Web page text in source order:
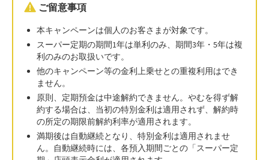
ご留意事項
本キャンペーンは個人のお客さまが対象です。
スーパー定期の期間1年は単利のみ、期間3年・5年は複
利のみのお取扱いです。
他のキャンペーン等の金利上乗せとの重複利用はでき
ません。
原則、定期預金は中途解約できません。やむを得ず解
約する場合は、当初の特別金利は適用されず、解約時
の所定の期限前解約利率が適用されます。
満期後は自動継続となり、特別金利は適用されませ
ん。自動継続時には、各預入期間ごとの「スーパー定